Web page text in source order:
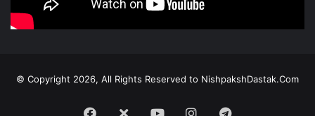
© Copyright 2026, All Rights Reserved to NishpakshDastak.Com
Facebook
X YoutubeInstagramTelegram